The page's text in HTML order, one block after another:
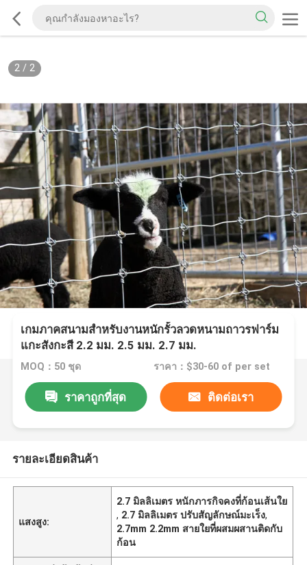
2/ 2
เกมภาคสนามสำหรับงานหนักรั้วลวดหนามถาวรฟาร์ม
แกะสังกะสี 2.2 มม. 2.5 มม. 2.7 มม.
MOQ：50 ชุด ราคา：$30-60 of per set
ราคาถูกที่สุด ติดต่อเรา
รายละเอียดสินค้า
แสงสูง:
2.7 มิลลิเมตร หนักภารกิจคงที่ก้อนเส้นใย
, 2.7 มิลลิเมตร ปรับสัญลักษณ์มะเร็ง,
2.7mm 2.2mm สายใยที่ผสมผสานติดกับ
ก้อน